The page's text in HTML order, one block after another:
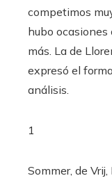
competimos
hubo ocasiones
más. La de
expresó el
análisis.
1
Sommer, de